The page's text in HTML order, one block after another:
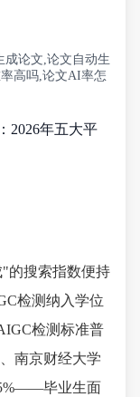
成论文,论文自动生
高吗,论文AI率怎
2026年五大平
的搜索指数便持
检测纳入学位
检测标准普
南京财经大学
毕业生面